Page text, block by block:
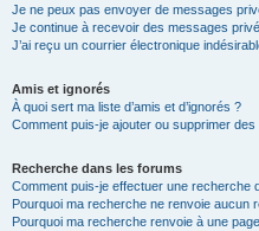
Je ne peux pas envoyer de messages
Je continue à recevoir des messages
J’ai reçu un courrier électronique
Amis et ignorés
À quoi sert ma liste d’amis et d’ignorés ?
Comment puis-je ajouter ou supprimer des
Recherche dans les forums
Comment puis-je effectuer une recherche
Pourquoi ma recherche ne renvoie aucun
Pourquoi ma recherche renvoie à une